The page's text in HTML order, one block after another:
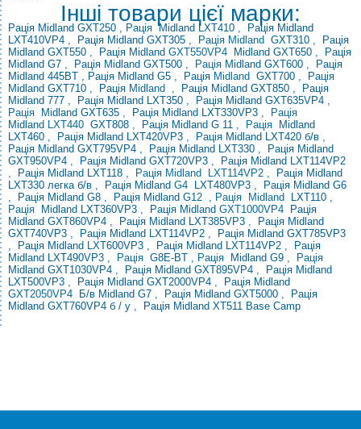
Інші товари цієї марки:
Рація Midland GXT250 , РаціяMidland LXT410 , Рація Midland
LXT410VP4 , Рація Midland GXT305 , Рація Midland GXT310 ,
Рація
Midland GXT550 , Рація Midland GXT550VP4 Midland GXT650 ,
Рація
Midland G7 , Рація Midland GXT500 , Рація Midland GXT600 ,
Рація
Midland 445BT , Рація Midland G5 , Рація Midland GXT700 ,
Рація
Midland GXT710 , Рація Midland , Рація Midland GXT850 ,
Рація
Midland 777 , Рація Midland LXT350 , Рація Midland GXT635VP4 ,
Рація
Midland GXT635 , Рація Midland LXT330VP3 ,
Рація
Midland LXT440 GXT808 , Рація Midland G 11 , Рація
Midland
LXT460 , Рація Midland LXT420VP3 , Рація Midland LXT420 б/в ,
Рація Midland GXT795VP4 , Рація Midland LXT330 ,
Рація Midland
GXT950VP4 , Рація Midland GXT720VP3 ,
Рація Midland LXT114VP2
,
Рація Midland LXT118 , Рація Midland LXT114VP2 ,
Рація Midland
LXT330 легка б/в , Рація Midland G4 LXT480VP3 ,
Рація Midland G6
,
Рація Midland G8 , Рація Midland G12 , Рація Midland LXT110 ,
Рація
Midland LXT360VP3 , Рація Midland GXT1000VP4
Рація
Midland GXT860VP4 , Рація Midland LXT385VP3 ,
Рація Midland
GXT740VP3 , Рація Midland LXT114VP2 , Рація Midland GXT785VP3
,
Рація Midland LXT600VP3 , Рація Midland LXT114VP2 ,
Рація
Midland LXT490VP3 , Рація G8E-BT , Рація Midland G9 ,
Рація
Midland GXT1030VP4 , Рація Midland GXT895VP4 ,
Рація Midland
LXT500VP3 , Рація Midland GXT2000VP4 ,
Рація Midland
GXT2050VP4
Б/в Midland G7 , Рація Midland GXT5000 ,
Рація
Midland GXT760VP4 б / у , Рація Midland XT511 Base Camp